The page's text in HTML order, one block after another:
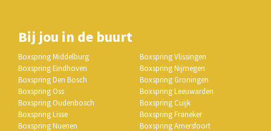
Bij jou in de buurt
Boxspring Middelburg
Boxspring Eindhoven
Boxspring Den Bosch
Boxspring Oss
Boxspring Oudenbosch
Boxspring Lisse
Boxspring Nuenen
Boxspring Vlissingen
Boxspring Nijmegen
Boxspring Groningen
Boxspring Leeuwarden
Boxspring Cuijk
Boxspring Franeker
Boxspring Amersfoort